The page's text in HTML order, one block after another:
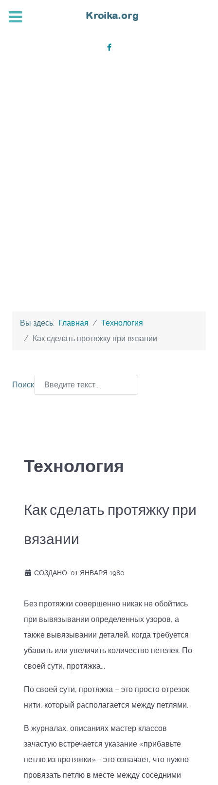
Вы здесь: Главная
Технология
Как сделать протяжку при вязании
Поиск
Технология
Как сделать протяжку при
вязании
СОЗДАНО: 01 ЯНВАРЯ 1980
Без протяжки совершенно никак не обойтись
при вывязывании определенных узоров, а
также вывязывании деталей, когда требуется
убавить или увеличить количество петелек. По
своей сути, протяжка...
По своей сути, протяжка – это просто отрезок
нити, который располагается между петлями.
В журналах, описаниях мастер классов
зачастую встречается указание «прибавьте
петлю из протяжки» - это означает, что нужно
провязать петлю в месте между соседними